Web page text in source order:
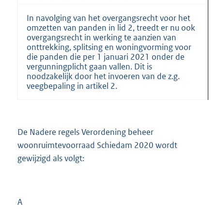
In navolging van het overgangsrecht voor het
omzetten van panden in lid 2, treedt er nu ook
overgangsrecht in werking te aanzien van
onttrekking, splitsing en woningvorming voor
die panden die per 1 januari 2021 onder de
vergunningplicht gaan vallen. Dit is
noodzakelijk door het invoeren van de z.g.
veegbepaling in artikel 2.
De Nadere regels Verordening beheer
woonruimtevoorraad Schiedam 2020 wordt
gewijzigd als volgt:
A